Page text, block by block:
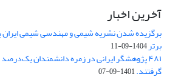
آخرین اخبار
برگزیده شدن نشریه شیمی و مهندسی شیمی ایران
برتر1404-09-11
۴۸۱ پژوهشگر ایرانی در زمره دانشمندان
گرفتند.1401-09-07